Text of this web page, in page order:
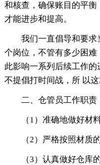
和核查，确保账目的平
才能进步和提高。
我们一直倡导和要
个岗位，不管有多少困
此影响一系列后续工作的
不提倡打时间战，所 以
二、仓管员工作职责
（1）准确地做好材
（2）严格按照材质
（3）认真做好仓库